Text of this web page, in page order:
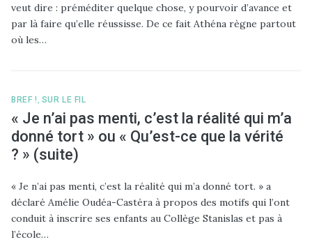
veut dire : préméditer quelque chose, y pourvoir d’avance et
par là faire qu’elle réussisse. De ce fait Athéna règne partout
où les…
BREF ! SUR LE FIL
« Je n’ai pas menti, c’est la réalité qui m’a
donné tort » ou « Qu’est-ce que la vérité
? » (suite)
« Je n’ai pas menti, c’est la réalité qui m’a donné tort. » a
déclaré Amélie Oudéa-Castéra à propos des motifs qui l’ont
conduit à inscrire ses enfants au Collège Stanislas et pas à
l’école…